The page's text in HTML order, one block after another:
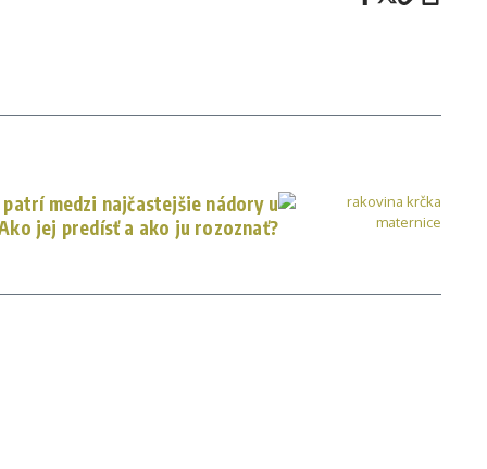
medzi najčastejšie nádory u
jej predísť a ako ju rozoznať?